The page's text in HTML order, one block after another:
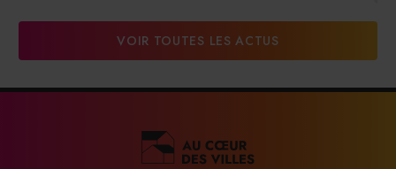
DalterFood Group franchit les 200 millions
VOIR TOUTES LES ACTUS